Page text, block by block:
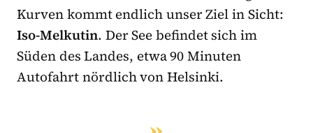
Kurven kommt endlich unser Ziel in Sicht:
Iso-Melkutin. Der See befindet sich im
Süden des Landes, etwa 90 Minuten
Autofahrt nördlich von Helsinki.